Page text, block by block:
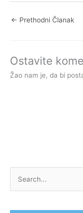
← Prethodni Članak
Ostavite
Žao nam je, da bi